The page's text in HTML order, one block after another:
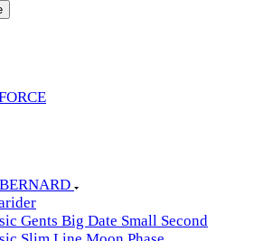
Gents Big Date Small Second